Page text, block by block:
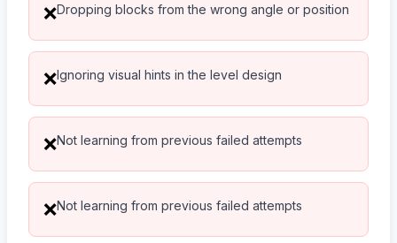
❌Dropping blocks from the wrong angle or position
❌Ignoring visual hints in the level design
❌Not learning from previous failed attempts
❌Not learning from previous failed attempts